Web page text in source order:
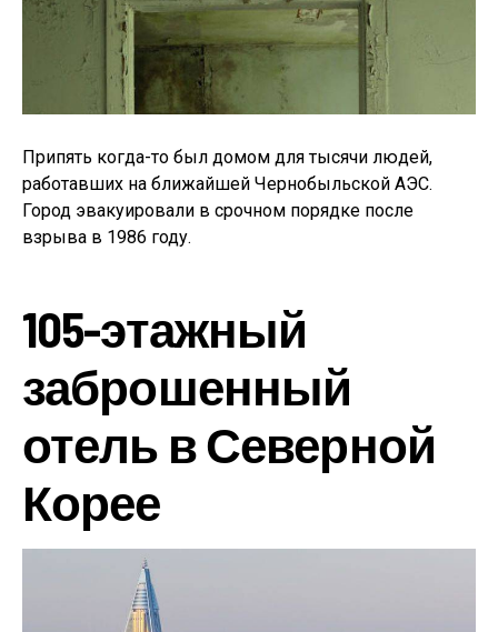
Припять когда-то был домом для тысячи людей,
работавших на ближайшей Чернобыльской АЭС.
Город эвакуировали в срочном порядке после
взрыва в 1986 году.
105-этажный
заброшенный
отель в Северной
Корее